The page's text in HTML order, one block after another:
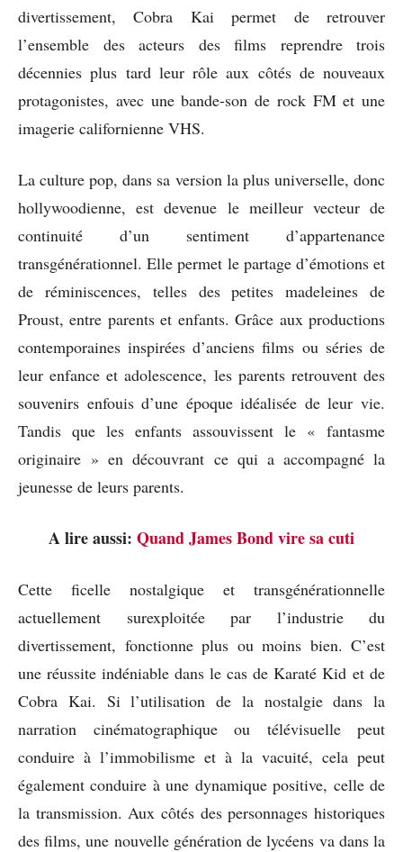
divertissement, Cobra Kai permet de retrouver
l’ensemble des acteurs des films reprendre trois
décennies plus tard leur rôle aux côtés de nouveaux
protagonistes, avec une bande-son de rock FM et une
imagerie californienne VHS.
La culture pop, dans sa version la plus universelle, donc
hollywoodienne, est devenue le meilleur vecteur de
continuité d’un sentiment d’appartenance
transgénérationnel. Elle permet le partage d’émotions et
de réminiscences, telles des petites madeleines de
Proust, entre parents et enfants. Grâce aux productions
contemporaines inspirées d’anciens films ou séries de
leur enfance et adolescence, les parents retrouvent des
souvenirs enfouis d’une époque idéalisée de leur vie.
Tandis que les enfants assouvissent le « fantasme
originaire » en découvrant ce qui a accompagné la
jeunesse de leurs parents.
A lire aussi: Quand James Bond vire sa cuti
Cette ficelle nostalgique et transgénérationnelle
actuellement surexploitée par l’industrie du
divertissement, fonctionne plus ou moins bien. C’est
une réussite indéniable dans le cas de Karaté Kid et de
Cobra Kai. Si l’utilisation de la nostalgie dans la
narration cinématographique ou télévisuelle peut
conduire à l’immobilisme et à la vacuité, cela peut
également conduire à une dynamique positive, celle de
la transmission. Aux côtés des personnages historiques
des films, une nouvelle génération de lycéens va dans la